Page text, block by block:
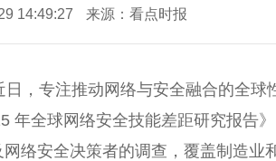
14:49:27 来源：看点时报
日，专注推动网络与安全融合的全
年全球网络安全技能差距研究报告
络安全决策者的调查，覆盖制造业